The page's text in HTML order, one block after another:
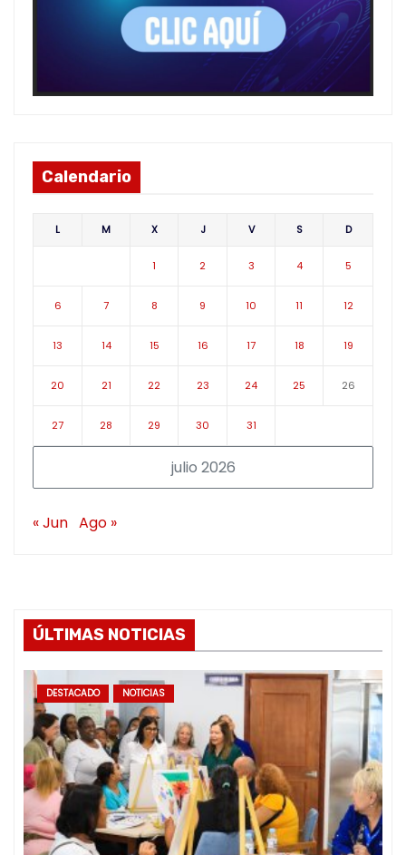
Calendario
julio 2026
L M X J V S D
1 2 3 4 5
6 7 8 9 10 11 12
13 14 15 16 17 18 19
20 21 22 23 24 25 26
27 28 29 30 31
« Jun Ago »
ÚLTIMAS NOTICIAS
DESTACADO NOTICIAS